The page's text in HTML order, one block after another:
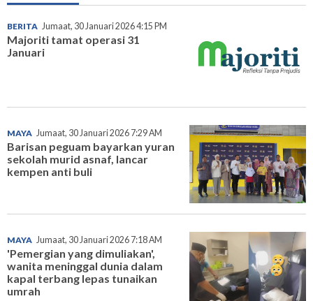
BERITA Jumaat, 30 Januari 2026 4:15 PM
Majoriti tamat operasi 31
Januari
MAYA Jumaat, 30 Januari 2026 7:29 AM
Barisan peguam bayarkan yuran
sekolah murid asnaf, lancar
kempen anti buli
MAYA Jumaat, 30 Januari 2026 7:18 AM
'Pemergian yang dimuliakan',
wanita meninggal dunia dalam
kapal terbang lepas tunaikan
umrah